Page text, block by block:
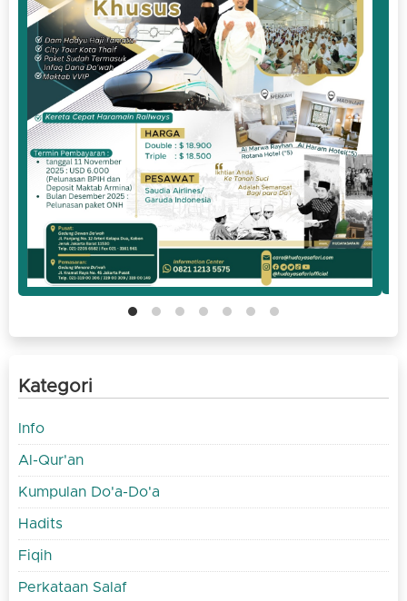
Kategori
Info
Al-Qur'an
Kumpulan Do'a-Do'a
Hadits
Fiqih
Perkataan Salaf